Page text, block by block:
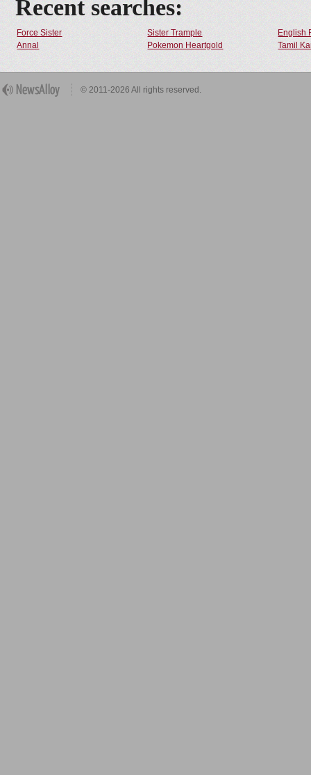
Recent searches:
Force Sister Sister Trample
English
Annal
Pokemon Heartgold Tamil
© 2011-2026 All rights reserved.